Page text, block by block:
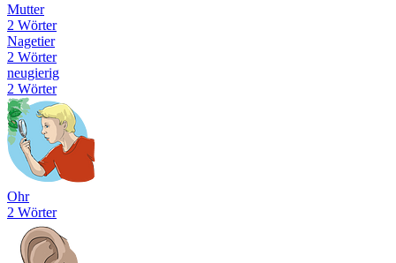
Mutter
2 Wörter
Nagetier
2 Wörter
neugierig
2 Wörter
Ohr
2 Wörter